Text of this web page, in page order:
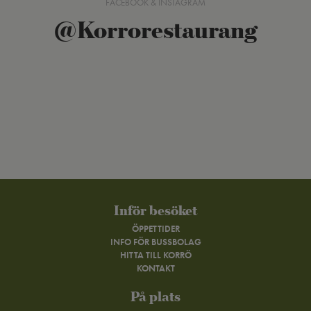
@Korrorestaurang
Inför besöket
ÖPPETTIDER
INFO FÖR BUSSBOLAG
HITTA TILL KORRÖ
KONTAKT
På plats